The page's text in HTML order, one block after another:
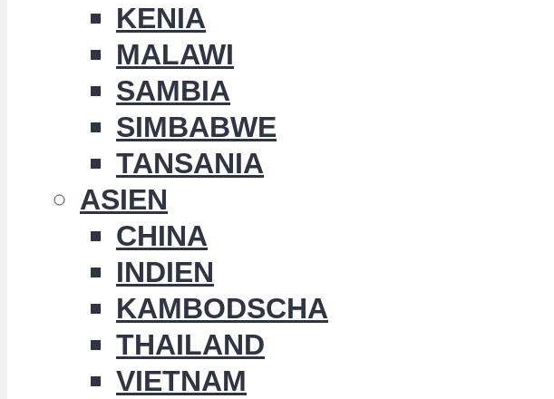
KENIA
MALAWI
SAMBIA
SIMBABWE
TANSANIA
ASIEN
CHINA
INDIEN
KAMBODSCHA
THAILAND
VIETNAM